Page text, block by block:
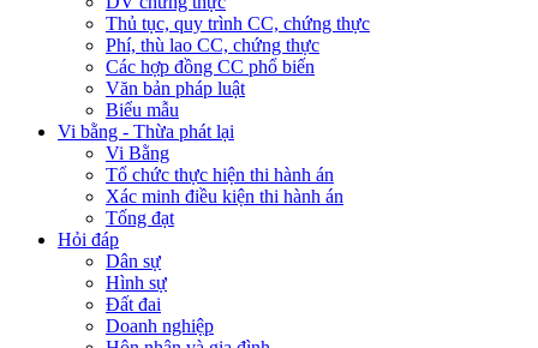
Thủ tục, quy trình CC, chứng thực
Phí, thù lao CC, chứng thực
Các hợp đồng CC phổ biến
Văn bản pháp luật
Biểu mẫu
Vi bằng - Thừa phát lại
Vi Bằng
Tổ chức thực hiện thi hành án
Xác minh điều kiện thi hành án
Tống đạt
Hỏi đáp
Dân sự
Hình sự
Đất đai
Doanh nghiệp